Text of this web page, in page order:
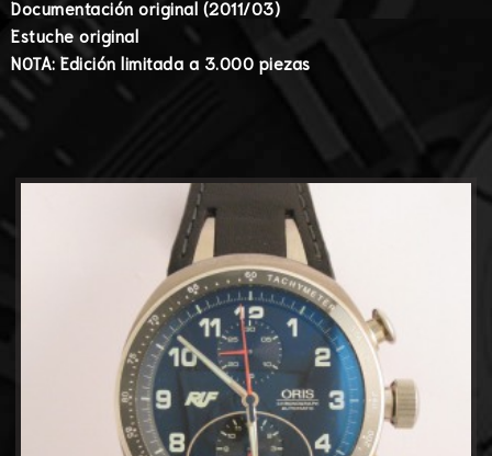
Documentación original (2011/03)
Estuche original
NOTA: Edición limitada a 3.000 piezas